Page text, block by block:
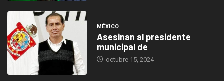
MÉXICO
Asesinan al presidente
municipal de
octubre 15, 2024